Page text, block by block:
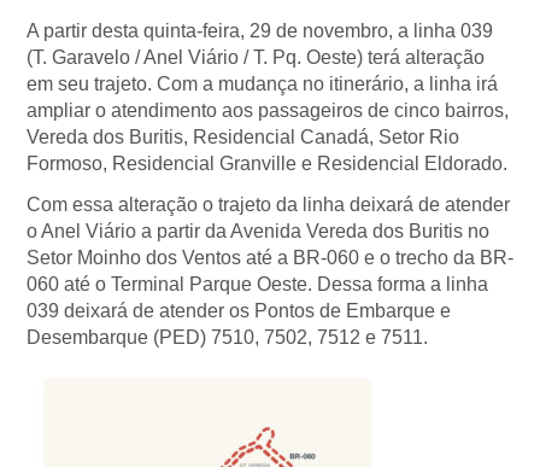
A partir desta quinta-feira, 29 de novembro, a linha 039
(T. Garavelo / Anel Viário / T. Pq. Oeste) terá alteração
em seu trajeto. Com a mudança no itinerário, a linha irá
ampliar o atendimento aos passageiros de cinco bairros,
Vereda dos Buritis, Residencial Canadá, Setor Rio
Formoso, Residencial Granville e Residencial Eldorado.
Com essa alteração o trajeto da linha deixará de atender
o Anel Viário a partir da Avenida Vereda dos Buritis no
Setor Moinho dos Ventos até a BR-060 e o trecho da BR-
060 até o Terminal Parque Oeste. Dessa forma a linha
039 deixará de atender os Pontos de Embarque e
Desembarque (PED) 7510, 7502, 7512 e 7511.